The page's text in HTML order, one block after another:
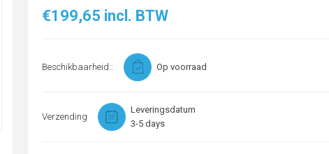
€199,65 incl. BTW
Beschikbaarheid:: Op voorraad
Verzending
Leveringsdatum
3-5 days